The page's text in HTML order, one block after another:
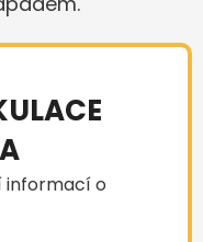
informací o